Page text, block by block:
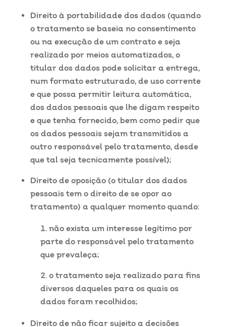
Direito à portabilidade dos dados (quando
o tratamento se baseia no consentimento
ou na execução de um contrato e seja
realizado por meios automatizados, o
titular dos dados pode solicitar a entrega,
num formato estruturado, de uso corrente
e que possa permitir leitura automática,
dos dados pessoais que lhe digam respeito
e que tenha fornecido, bem como pedir que
os dados pessoais sejam transmitidos a
outro responsável pelo tratamento, desde
que tal seja tecnicamente possível);
Direito de oposição (o titular dos dados
pessoais tem o direito de se opor ao
tratamento) a qualquer momento quando:
não exista um interesse legítimo por
parte do responsável pelo tratamento
que prevaleça;
o tratamento seja realizado para fins
diversos daqueles para os quais os
dados foram recolhidos;
Direito de não ficar sujeito a decisões